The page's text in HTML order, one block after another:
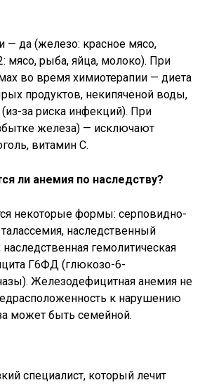
— да (железо: красное мясо,
мясо, рыба, яйца, молоко). При
во время химиотерапии — диета
продуктов, некипяченой воды,
за риска инфекций). При
железа) — исключают
витамин С.
ли анемия по наследству?
некоторые формы: серповидно-
наследственный
гемолитическая
Г6ФД (глюкозо-6-
Железодефицитная анемия не
к нарушению
может быть семейной.
специалист, который лечит